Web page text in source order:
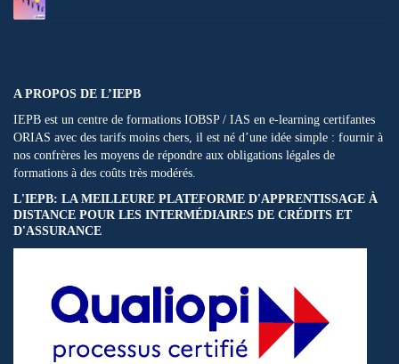
A PROPOS DE L’IEPB
IEPB est un centre de formations IOBSP / IAS en e-learning certifantes
ORIAS avec des tarifs moins chers, il est né d’une idée simple : fournir à
nos confrères les moyens de répondre aux obligations légales de
formations à des coûts très modérés.
L'IEPB: LA MEILLEURE PLATEFORME D'APPRENTISSAGE À
DISTANCE POUR LES INTERMÉDIAIRES DE CRÉDITS ET
D'ASSURANCE